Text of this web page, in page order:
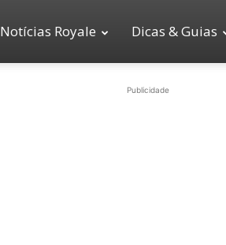
Notícias Royale Dicas & Guias
Publicidade